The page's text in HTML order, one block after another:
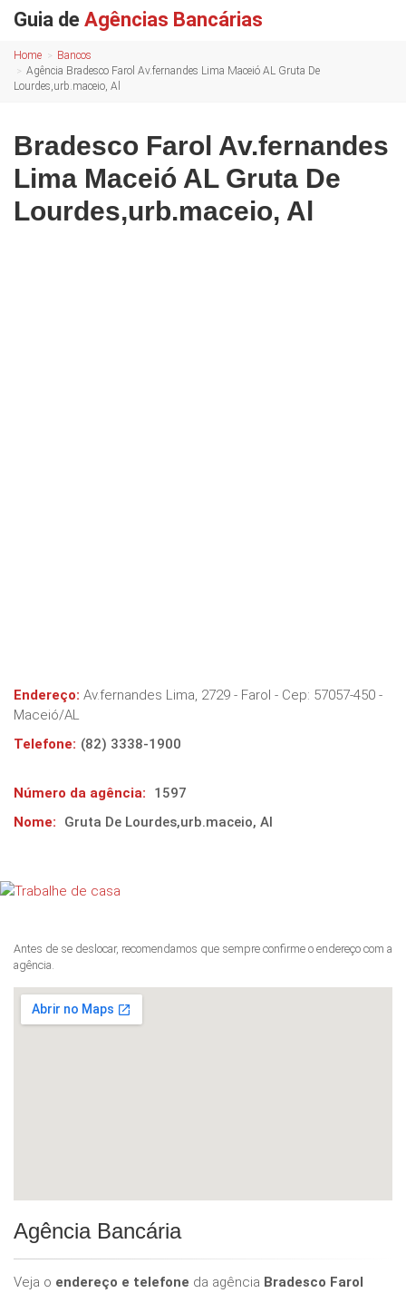
Guia de Agências Bancárias
Home
Bancos
Agência Bradesco Farol Av.fernandes Lima Maceió AL Gruta De
Lourdes,urb.maceio, Al
Bradesco Farol Av.fernandes
Lima Maceió AL Gruta De
Lourdes,urb.maceio, Al
Endereço: Av.fernandes Lima, 2729 - Farol - Cep: 57057-450 -
Maceió/AL
Telefone: (82) 3338-1900
Número da agência:
1597
Nome:
Gruta De Lourdes,urb.maceio, Al
Antes de se deslocar, recomendamos que sempre confirme o endereço com a
agência.
Agência Bancária
Veja o endereço e telefone da agência Bradesco Farol